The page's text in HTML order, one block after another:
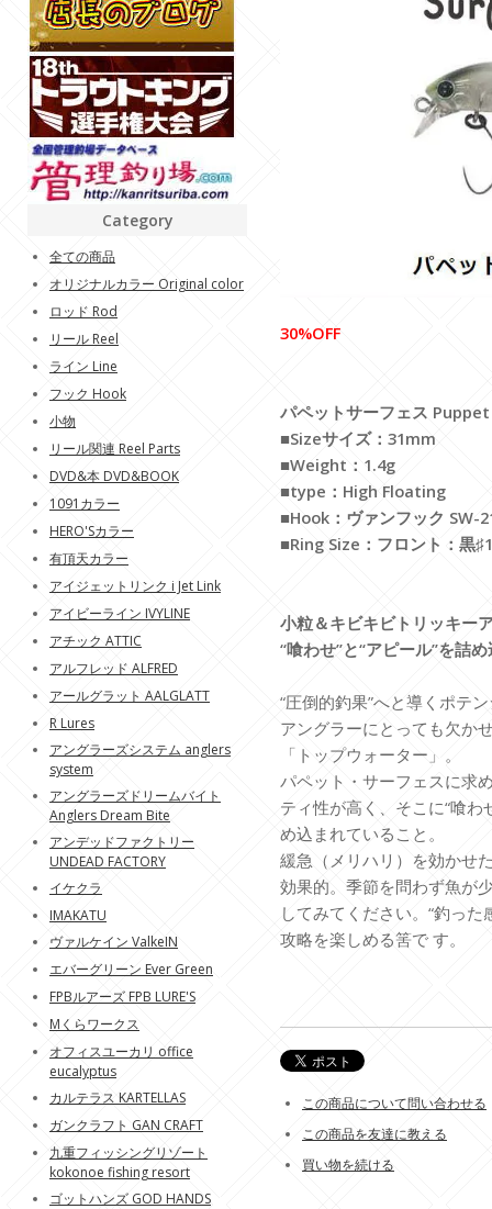
30%OFF
パペットサーフェス
■Sizeサイズ：31mm
■Weight：1.4g
■type：High Floating
■Hook：ヴァンフック SW-
■Ring Size：フロント：黒
小粒＆キビキビトリッキー
“喰わせ”と“アピール”を詰
“圧倒的釣果”へと導くポテ
アングラーにとっても欠か
「トップウォーター」。
パペット・サーフェスに求
ティ性が高く、そこに“喰わ
め込まれていること。
緩急（メリハリ）を効かせ
効果的。季節を問わず魚が
してみてください。“釣っ
攻略を楽しめる筈で す。
この商品について問い合わせる
この商品を友達に教える
買い物を続ける
Category
全ての商品
オリジナルカラー Original color
ロッド Rod
リール Reel
ライン Line
フック Hook
小物
リール関連 Reel Parts
DVD&本 DVD&BOOK
1091カラー
HERO'Sカラー
有頂天カラー
アイジェットリンク i Jet Link
アイビーライン IVYLINE
アチック ATTIC
アルフレッド ALFRED
アールグラット AALGLATT
R Lures
アングラーズシステム anglers
system
アングラーズドリームバイト
Anglers Dream Bite
アンデッドファクトリー
UNDEAD FACTORY
イケクラ
IMAKATU
ヴァルケイン ValkeIN
エバーグリーン Ever Green
FPBルアーズ FPB LURE'S
Mくらワークス
オフィスユーカリ office
eucalyptus
カルテラス KARTELLAS
ガンクラフト GAN CRAFT
九重フィッシングリゾート
kokonoe fishing resort
ゴットハンズ GOD HANDS